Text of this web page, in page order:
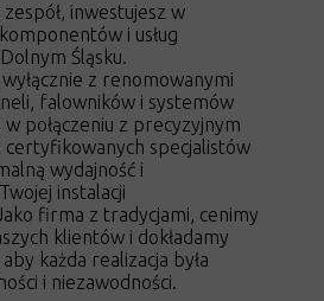
zespół, inwestujesz w
i usług
Śląsku.
z renomowanymi
falowników i systemów
połączeniu z precyzyjnym
specjalistów
wydajność i
instalacji
firma z tradycjami, cenimy
klientów i dokładamy
każda realizacja była
i niezawodności.